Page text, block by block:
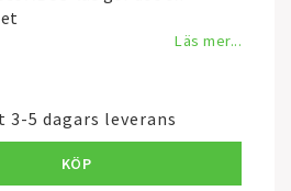
Läs mer...
5 dagars leverans
KÖP